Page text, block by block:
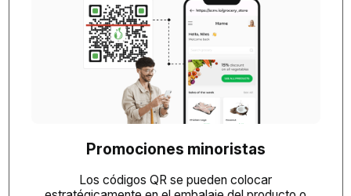
Promociones minoristas
Los códigos QR se pueden colocar